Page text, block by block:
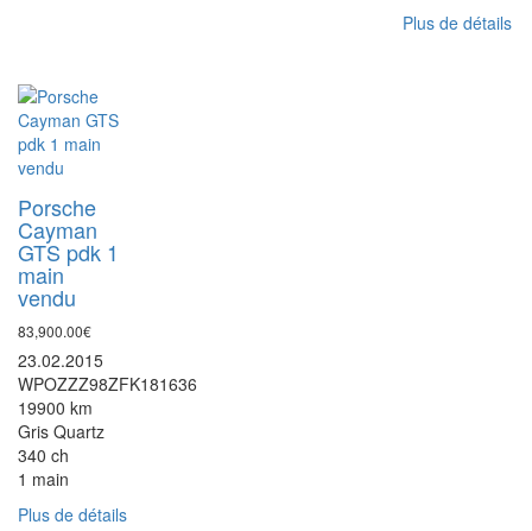
Plus de détails
Porsche
Cayman
GTS pdk 1
main
vendu
83,900.00€
23.02.2015
WPOZZZ98ZFK181636
19900 km
Gris Quartz
340 ch
1 main
Plus de détails